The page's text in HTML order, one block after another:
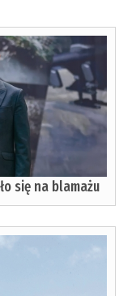
się na blamażu